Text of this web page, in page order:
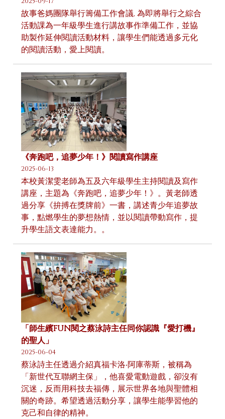
故事爸媽團隊舉行籌備工作會議, 為即將舉行之綜合
活動課為一年級學生進行講故事作準備工作，並協
助製作延伸閱讀活動材料，讓學生們能透過多元化
的閱讀活動，愛上閱讀。
《奔跑吧，追夢少年！》閱讀寫作講座
2025-06-13
本校黃潔雯老師為五及六年級學生主持閱讀及寫作
講座，主題為《奔跑吧，追夢少年！》。黃老師透
過分享《拚搏在獎牌前》一書，講述青少年追夢故
事，點燃學生的夢想熱情，並以閱讀帶動寫作，提
升學生語文表達能力。。
「師生繽FUN閱之蔡泳詩主任同你認識『愛打機』
的聖人」
2025-06-04
蔡泳詩主任透過介紹真福卡洛‧阿庫蒂斯，被稱為
「新世代互聯網主保」，他喜愛電動遊戲，卻沒有
沉迷，反而用科技去福傳，展示世界各地與聖體相
關的奇跡。希望透過活動分享，讓學生能學習他的
克己和自律的精神。